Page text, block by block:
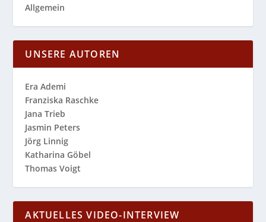
Allgemein
UNSERE AUTOREN
Era Ademi
Franziska Raschke
Jana Trieb
Jasmin Peters
Jörg Linnig
Katharina Göbel
Thomas Voigt
AKTUELLES VIDEO-INTERVIEW